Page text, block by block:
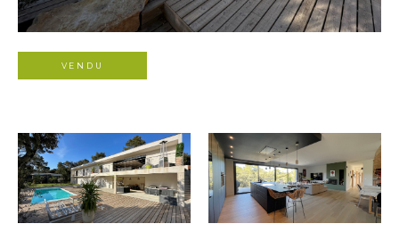
VENDU